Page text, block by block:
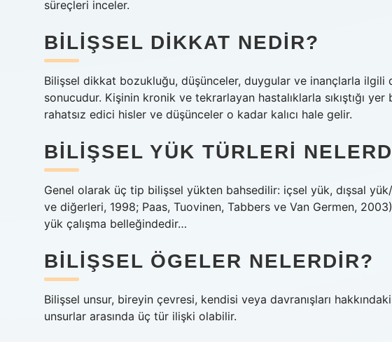
süreçleri inceler.
BILIŞSEL DIKKAT NEDIR?
Bilişsel dikkat bozukluğu, düşünceler, duygular ve inançlarla
sonucudur. Kişinin kronik ve tekrarlayan hastalıklarla sıkıştığı
rahatsız edici hisler ve düşünceler o kadar kalıcı hale gelir.
BILIŞSEL YÜK TÜRLERI
Genel olarak üç tip bilişsel yükten bahsedilir: içsel yük, dışsal
ve diğerleri, 1998; Paas, Tuovinen, Tabbers ve Van Germen,
yük çalışma belleğindedir…
BILIŞSEL ÖGELER NELERDIR?
Bilişsel unsur, bireyin çevresi, kendisi veya davranışları
unsurlar arasında üç tür ilişki olabilir.